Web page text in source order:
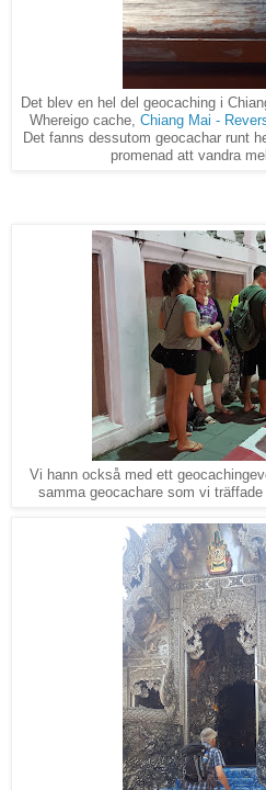
Det blev en hel del geocaching i
Whereigo cache, Chiang Mai -
Det fanns dessutom geocachar runt
promenad att vandra
Vi hann också med ett
samma geocachare som vi